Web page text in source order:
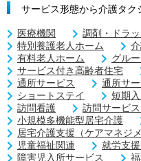
サービス形態から介護タク
医療機関
調剤・ドラ
特別養護老人ホーム
有料老人ホーム
グル
サービス付き高齢者住宅
通所サービス
通所サ
ショートステイ
短期
訪問看護
訪問サービ
小規模多機能型居宅介護
居宅介護支援（ケアマネジメ
児童福祉関連
就労支
障害児入所サービス